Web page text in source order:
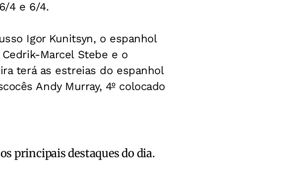
4 e 6/4.
Igor Kunitsyn, o espanhol
Marcel Stebe e o
terá as estreias do espanhol
Andy Murray, 4º colocado
principais destaques do dia.